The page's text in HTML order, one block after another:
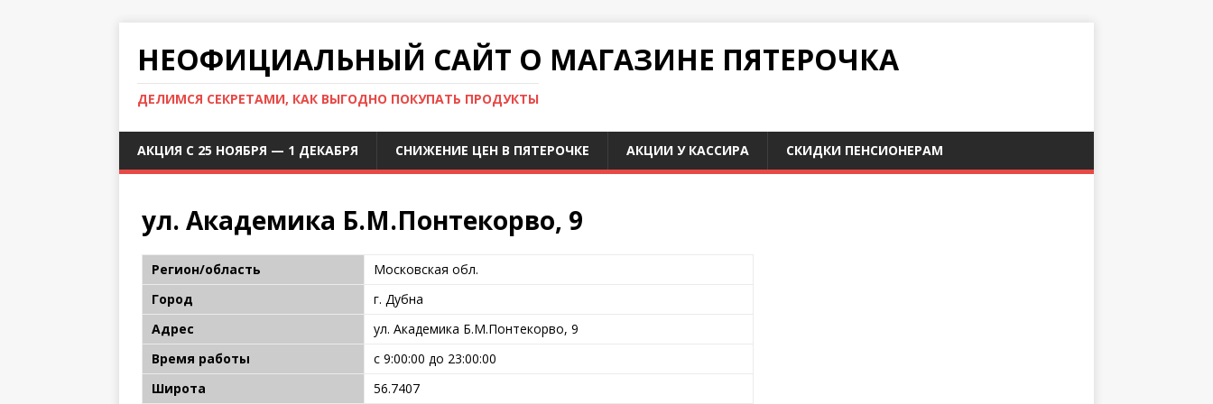
НЕОФИЦИАЛЬНЫЙ САЙТ О МАГАЗИНЕ ПЯТЕРОЧКА
ДЕЛИМСЯ СЕКРЕТАМИ, КАК ВЫГОДНО ПОКУПАТЬ ПРОДУКТЫ
АКЦИЯ С 25 НОЯБРЯ — 1 ДЕКАБРЯ СНИЖЕНИЕ ЦЕН В ПЯТЕРОЧКЕ АКЦИИ У КАССИРА СКИДКИ ПЕНСИОНЕРАМ
ул. Академика Б.М.Понтекорво, 9
Регион/область
Московская обл.
Город
г. Дубна
Адрес
ул. Академика Б.М.Понтекорво, 9
Время работы
с 9:00:00 до 23:00:00
Широта
56.7407